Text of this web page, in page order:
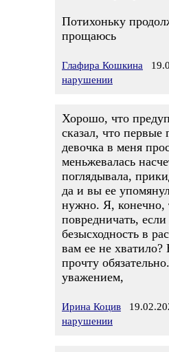
Потихоньку
прощаюсь
Глафира Кошкина
нарушении
Хорошо, что
сказал, что
девочка в меня
меньжевалась
поглядывала,
да и вы ее
нужно. Я, конечно,
повредничать,
безысходность в
вам ее не хватило?
прочту
уважением,
Ирина Коцив
нарушении